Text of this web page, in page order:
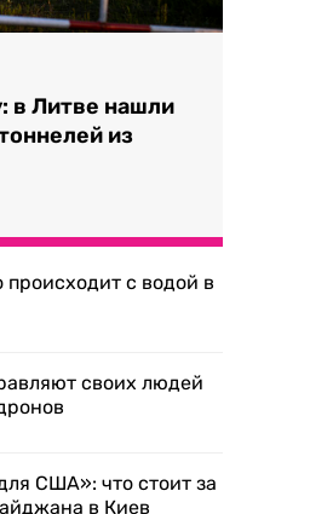
в Литве нашли
из
с водой в
своих людей
США»: что стоит за
в Киев